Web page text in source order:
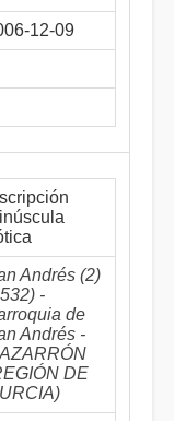
12-09
Andrés (2)
-
de
Andrés -
DE